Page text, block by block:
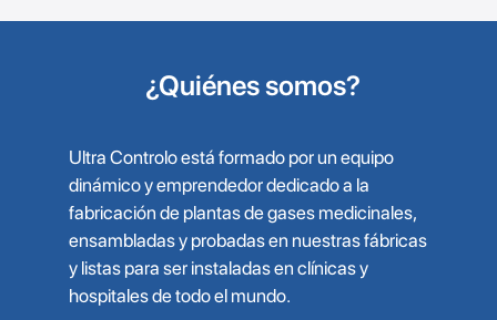
¿Quiénes somos?
Ultra Controlo está formado por un equipo
dinámico y emprendedor dedicado a la
fabricación de plantas de gases medicinales,
ensambladas y probadas en nuestras fábricas
y listas para ser instaladas en clínicas y
hospitales de todo el mundo.